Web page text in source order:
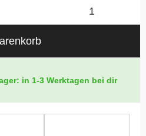
in 1-3 Werktagen bei dir